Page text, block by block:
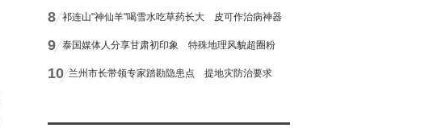
8 祁连山"神仙羊"喝雪水吃草药长大 皮可作治病神器
9 泰国媒体人分享甘肃初印象 特殊地理风貌超圈粉
10 兰州市长带领专家踏勘隐患点 提地灾防治要求